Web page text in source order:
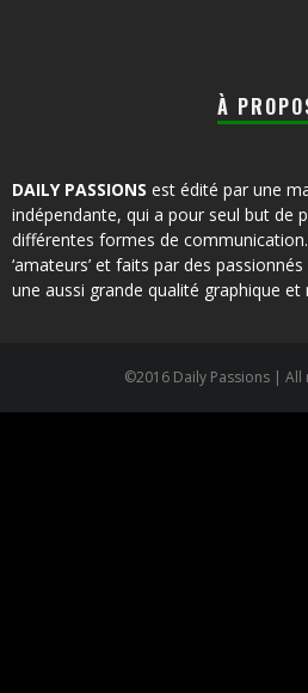
À
DAILY PASSIONS est édité par une
indépendante, qui a pour seul but de
différentes formes de
‘amateurs’ et faits par des
une aussi grande qualité graphique et
©2016 Daily Passions | All